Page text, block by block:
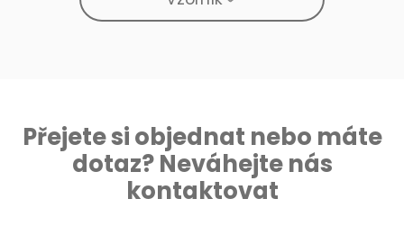
Přejete si objednat nebo máte
dotaz? Neváhejte nás
kontaktovat